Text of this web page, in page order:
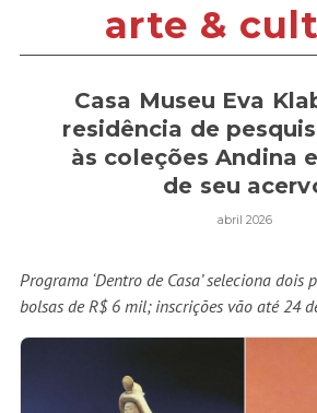
arte &
Casa Museu Eva
residência de
às coleções Andina
de seu
abril 2026
Programa ‘Dentro de Casa’ seleciona dois
bolsas de R$ 6 mil; inscrições vão até 24